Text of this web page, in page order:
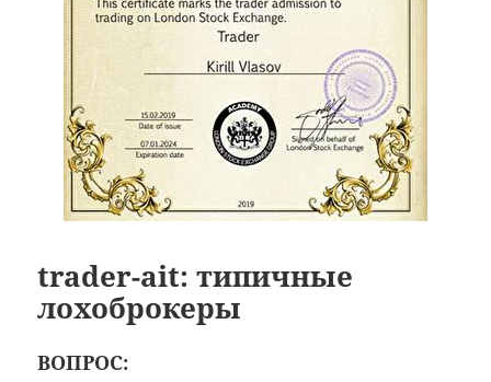
trader-ait: типичные
лохоброкеры
ВОПРОС: